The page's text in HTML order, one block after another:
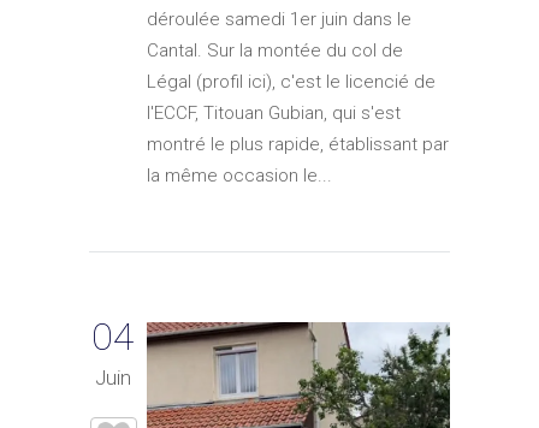
déroulée samedi 1er juin dans le
Cantal. Sur la montée du col de
Légal (profil ici), c'est le licencié de
l'ECCF, Titouan Gubian, qui s'est
montré le plus rapide, établissant par
la même occasion le...
04
Juin